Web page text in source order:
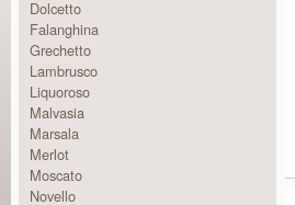
Dolcetto
Falanghina
Grechetto
Lambrusco
Liquoroso
Malvasia
Marsala
Merlot
Moscato
Novello